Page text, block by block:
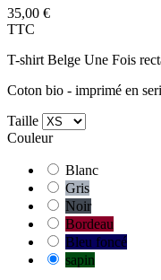
35,00 €
TTC
T-shirt Belge Une Fois
Coton bio - imprimé en
Taille
Couleur
Blanc
Gris
Noir
Bordeau
Bleu foncé
sapin